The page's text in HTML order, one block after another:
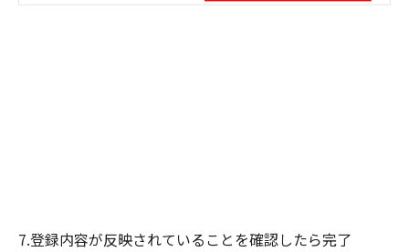
7.登録内容が反映されていることを確認したら完了